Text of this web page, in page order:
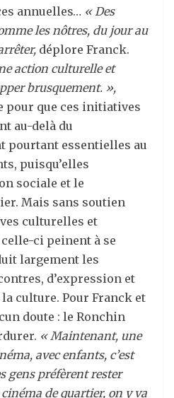
annuelles… « Des
les nôtres, du jour au
déplore Franck.
action culturelle et
brusquement. »,
pour que ces initiatives
au-delà du
pourtant essentielles au
puisqu’elles
sociale et le
Mais sans soutien
culturelles et
ci peinent à se
largement les
d’expression et
culture. Pour Franck et
doute : le Ronchin
« Maintenant, une
avec enfants, c’est
gens préfèrent rester
de quartier, on y va